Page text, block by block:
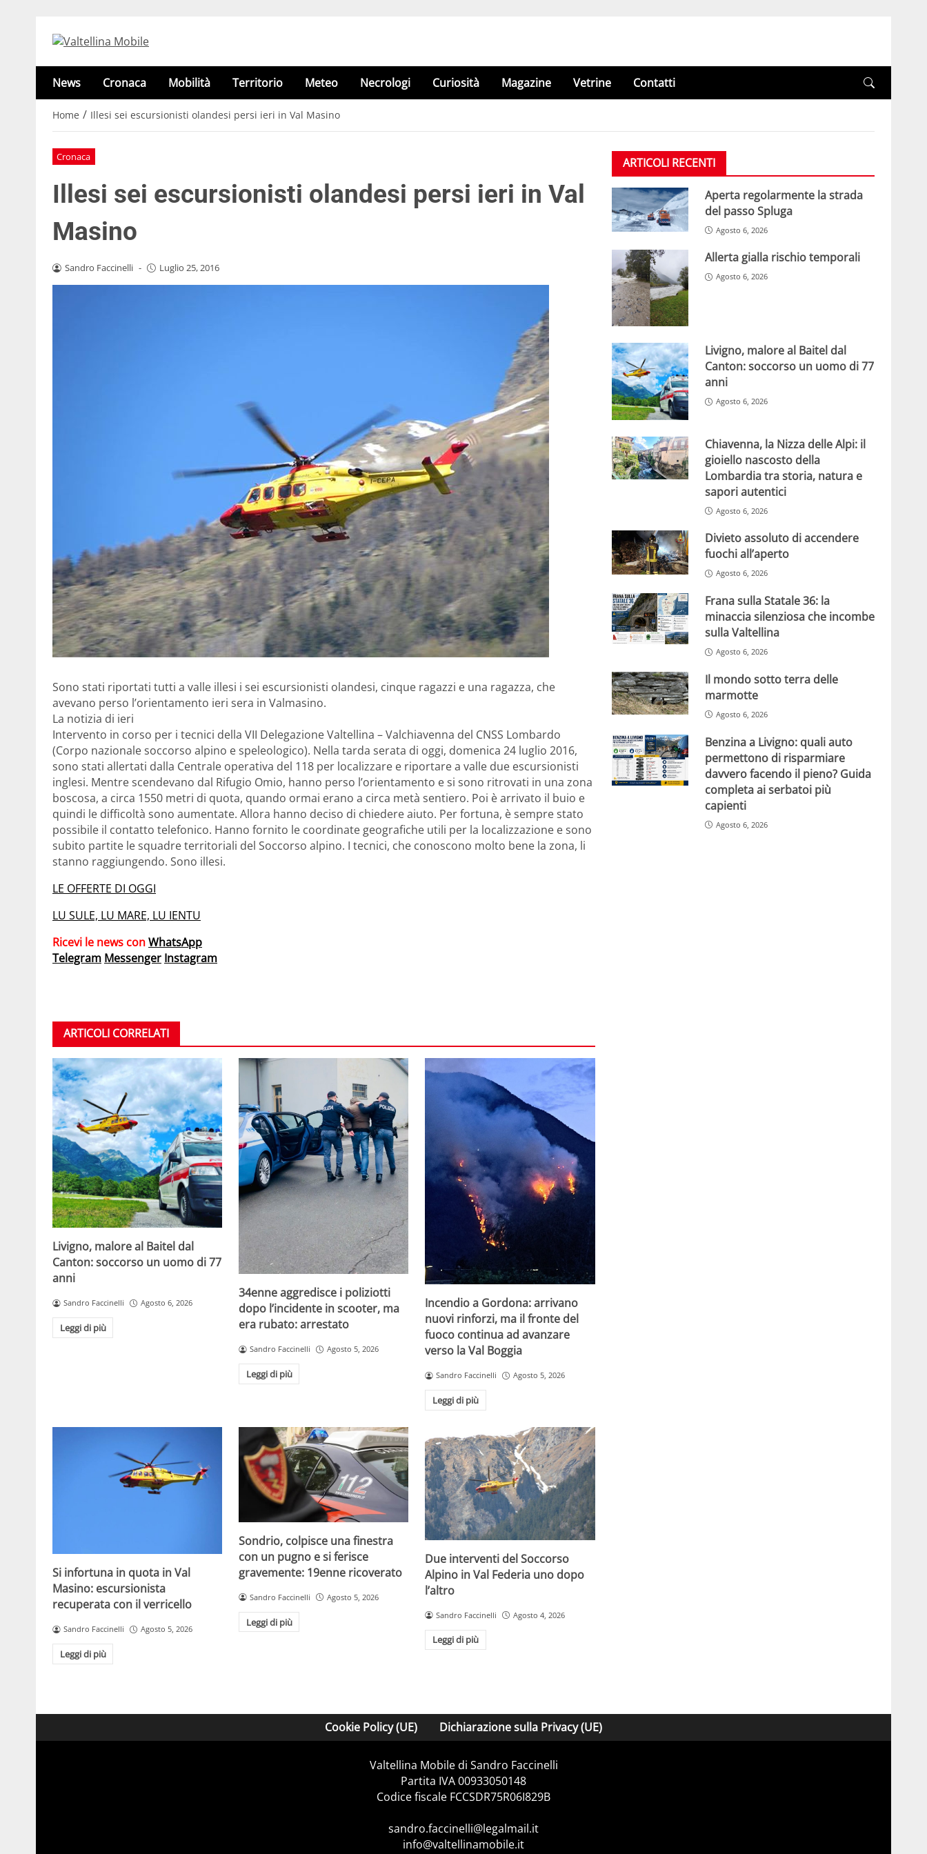
News Cronaca Mobilità Territorio Meteo Necrologi Curiosità Magazine Vetrine Contatti
Home / Illesi sei escursionisti olandesi persi ieri in Val Masino
Cronaca
Illesi sei escursionisti olandesi persi ieri in Val
Masino
Sandro Faccinelli - Luglio 25, 2016
Sono stati riportati tutti a valle illesi i sei escursionisti olandesi, cinque ragazzi e una ragazza, che
avevano perso l’orientamento ieri sera in Valmasino.
La notizia di ieri
Intervento in corso per i tecnici della VII Delegazione Valtellina – Valchiavenna del CNSS Lombardo
(Corpo nazionale soccorso alpino e speleologico). Nella tarda serata di oggi, domenica 24 luglio 2016,
sono stati allertati dalla Centrale operativa del 118 per localizzare e riportare a valle due escursionisti
inglesi. Mentre scendevano dal Rifugio Omio, hanno perso l’orientamento e si sono ritrovati in una zona
boscosa, a circa 1550 metri di quota, quando ormai erano a circa metà sentiero. Poi è arrivato il buio e
quindi le difficoltà sono aumentate. Allora hanno deciso di chiedere aiuto. Per fortuna, è sempre stato
possibile il contatto telefonico. Hanno fornito le coordinate geografiche utili per la localizzazione e sono
subito partite le squadre territoriali del Soccorso alpino. I tecnici, che conoscono molto bene la zona, li
stanno raggiungendo. Sono illesi.
LE OFFERTE DI OGGI
LU SULE, LU MARE, LU IENTU
Ricevi le news conWhatsApp
Telegram Messenger Instagram
ARTICOLI CORRELATI
Livigno, malore al Baitel dal
Canton: soccorso un uomo di 77
anni
Sandro Faccinelli Agosto 6, 2026
Leggi di più
34enne aggredisce i poliziotti
dopo l’incidente in scooter, ma
era rubato: arrestato
Sandro Faccinelli Agosto 5, 2026
Leggi di più
Incendio a Gordona: arrivano
nuovi rinforzi, ma il fronte del
fuoco continua ad avanzare
verso la Val Boggia
Sandro Faccinelli Agosto 5, 2026
Leggi di più
Si infortuna in quota in Val
Masino: escursionista
recuperata con il verricello
Sandro Faccinelli Agosto 5, 2026
Leggi di più
Sondrio, colpisce una finestra
con un pugno e si ferisce
gravemente: 19enne ricoverato
Sandro Faccinelli Agosto 5, 2026
Leggi di più
Due interventi del Soccorso
Alpino in Val Federia uno dopo
l’altro
Sandro Faccinelli Agosto 4, 2026
Leggi di più
ARTICOLI RECENTI
Aperta regolarmente la strada
del passo Spluga
Agosto 6, 2026
Allerta gialla rischio temporali
Agosto 6, 2026
Livigno, malore al Baitel dal
Canton: soccorso un uomo di 77
anni
Agosto 6, 2026
Chiavenna, la Nizza delle Alpi: il
gioiello nascosto della
Lombardia tra storia, natura e
sapori autentici
Agosto 6, 2026
Divieto assoluto di accendere
fuochi all’aperto
Agosto 6, 2026
Frana sulla Statale 36: la
minaccia silenziosa che incombe
sulla Valtellina
Agosto 6, 2026
Il mondo sotto terra delle
marmotte
Agosto 6, 2026
Benzina a Livigno: quali auto
permettono di risparmiare
davvero facendo il pieno? Guida
completa ai serbatoi più
capienti
Agosto 6, 2026
Cookie Policy (UE) Dichiarazione sulla Privacy (UE)
Valtellina Mobile di Sandro Faccinelli
Partita IVA 00933050148
Codice fiscale FCCSDR75R06I829B
sandro.faccinelli@legalmail.it
info@valtellinamobile.it